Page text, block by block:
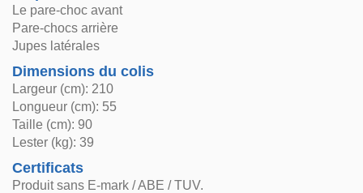
Le pare-choc avant
Pare-chocs arrière
Jupes latérales
Dimensions du colis
Largeur (cm): 210
Longueur (cm): 55
Taille (cm): 90
Lester (kg): 39
Certificats
Produit sans E-mark / ABE / TUV.